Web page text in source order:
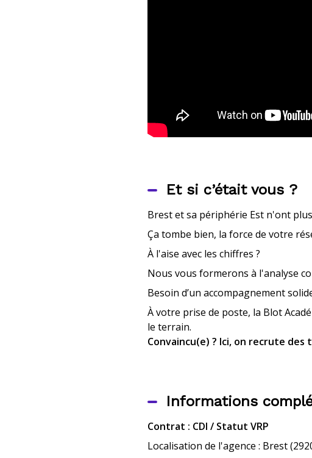
Et si c’était vous ?
Brest et sa périphérie Est n'ont
Ça tombe bien, la force de votre
À l'aise avec les chiffres ?
Nous vous formerons à l'analyse
Besoin d’un accompagnement
À votre prise de poste, la Blot
le terrain.
Convaincu(e) ? Ici, on recrute des
Informations
Contrat : CDI / Statut VRP
Localisation de l'agence : Brest